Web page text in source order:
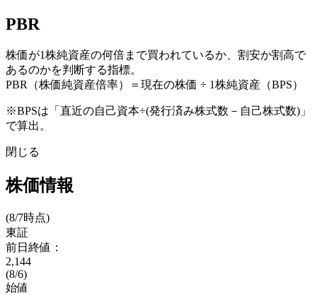
PBR
株価が1株純資産の何倍まで買われているか、割安か割高で
あるのかを判断する指標。
PBR（株価純資産倍率）＝現在の株価 ÷ 1株純資産（BPS）
※BPSは「直近の自己資本÷(発行済み株式数－自己株式数)」
で算出。
閉じる
株価情報
(8/7時点)
東証
前日終値：
2,144
(8/6)
始値